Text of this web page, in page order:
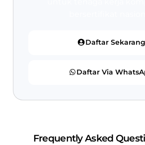
Daftar Sekarang
Daftar Via
Frequently Asked